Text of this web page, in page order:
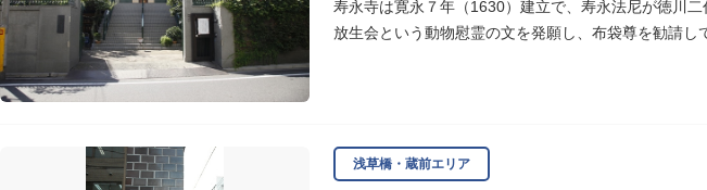
寿永寺は寛永７年（1630）建立で、寿永法尼が徳川
放生会という動物慰霊の文を発願し、布袋尊を勧請
浅草橋・蔵前エリア